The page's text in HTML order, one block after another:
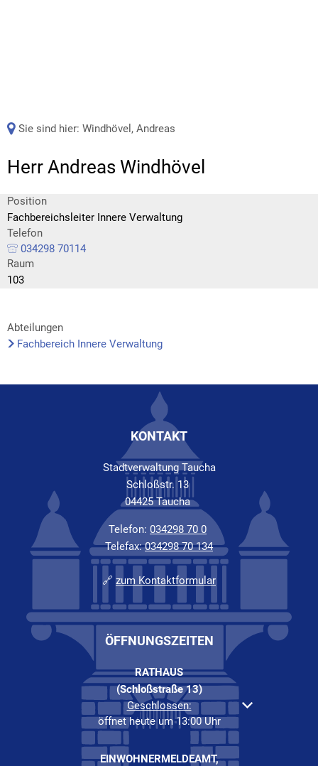
Sie sind hier: Windhövel, Andreas
Herr Andreas Windhövel
Position
Fachbereichsleiter Innere Verwaltung
Telefon
034298 70114
Raum
103
Abteilungen
Fachbereich Innere Verwaltung
KONTAKT
Stadtverwaltung Taucha
Schloßstr. 13
04425 Taucha
Telefon: 034298 70 0
Telefax:034298 70 134
🔗 zum Kontaktformular
ÖFFNUNGSZEITEN
RATHAUS
(Schloßstraße 13)
Klicken, um weitere Öffnungs- oder Schließzeiten
Geschlossen:
öffnet heute um 13:00 Uhr
EINWOHNERMELDEAMT,